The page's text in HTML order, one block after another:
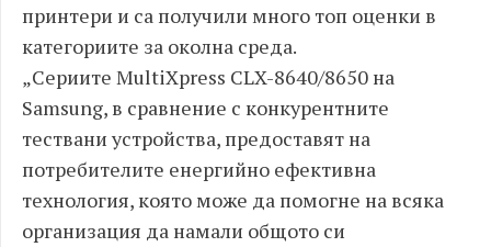
принтери и са получили много топ оценки в
категориите за околна среда.
„Сериите MultiXpress CLX-8640/8650 на
Samsung, в сравнение с конкурентните
тествани устройства, предоставят на
потребителите енергийно ефективна
технология, която може да помогне на всяка
организация да намали общото си